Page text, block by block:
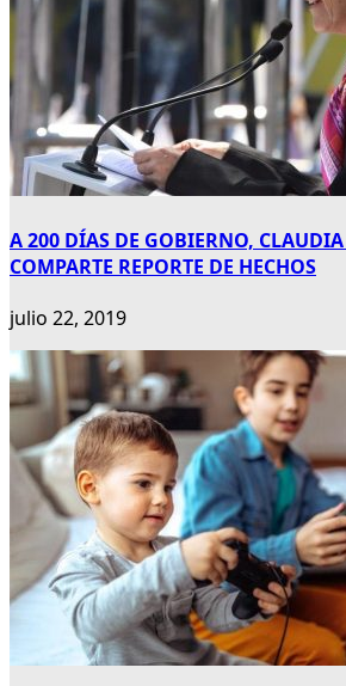
A 200 DÍAS DE GOBIERNO,
COMPARTE REPORTE DE HECHOS
julio 22, 2019